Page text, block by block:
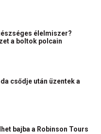
élelmiszer?
a boltok polcain
csődje után üzentek a
bajba a Robinson Tours